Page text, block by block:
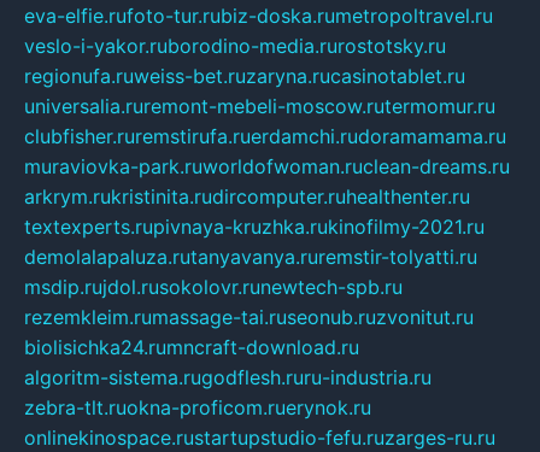
eva-elfie.rufoto-tur.rubiz-doska.rumetropoltravel.ru
veslo-i-yakor.ruborodino-media.rurostotsky.ru
regionufa.ruweiss-bet.ruzaryna.rucasinotablet.ru
universalia.ruremont-mebeli-moscow.rutermomur.ru
clubfisher.ruremstirufa.ruerdamchi.rudoramamama.ru
muraviovka-park.ruworldofwoman.ruclean-dreams.ru
arkrym.rukristinita.rudircomputer.ruhealthenter.ru
textexperts.rupivnaya-kruzhka.rukinofilmy-2021.ru
demolalapaluza.rutanyavanya.ruremstir-tolyatti.ru
msdip.rujdol.rusokolovr.runewtech-spb.ru
rezemkleim.rumassage-tai.ruseonub.ruzvonitut.ru
biolisichka24.rumncraft-download.ru
algoritm-sistema.rugodflesh.ruru-industria.ru
zebra-tlt.ruokna-proficom.ruerynok.ru
onlinekinospace.rustartupstudio-fefu.ruzarges-ru.ru